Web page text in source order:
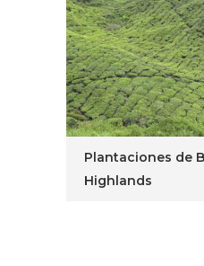
Plantaciones de
Highlands